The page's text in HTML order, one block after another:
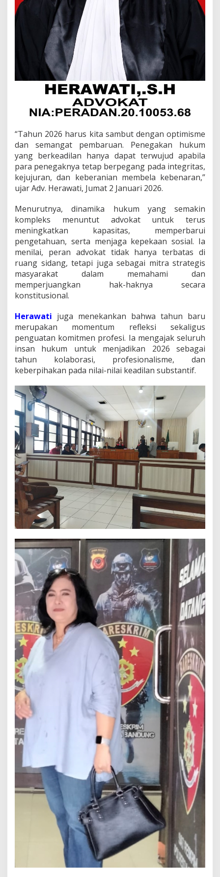
“Tahun 2026 harus kita sambut dengan optimisme
dan semangat pembaruan. Penegakan hukum
yang berkeadilan hanya dapat terwujud apabila
para penegaknya tetap berpegang pada integritas,
kejujuran, dan keberanian membela kebenaran,”
ujar Adv. Herawati, Jumat 2 Januari 2026.
Menurutnya, dinamika hukum yang semakin
kompleks menuntut advokat untuk terus
meningkatkan kapasitas, memperbarui
pengetahuan, serta menjaga kepekaan sosial. Ia
menilai, peran advokat tidak hanya terbatas di
ruang sidang, tetapi juga sebagai mitra strategis
masyarakat dalam memahami dan
memperjuangkan hak-haknya secara
konstitusional.
Herawati juga menekankan bahwa tahun baru
merupakan momentum refleksi sekaligus
penguatan komitmen profesi. Ia mengajak seluruh
insan hukum untuk menjadikan 2026 sebagai
tahun kolaborasi, profesionalisme, dan
keberpihakan pada nilai-nilai keadilan substantif.